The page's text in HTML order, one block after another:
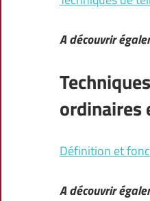
A découvrir
ordinaires
Définition et
A découvrir